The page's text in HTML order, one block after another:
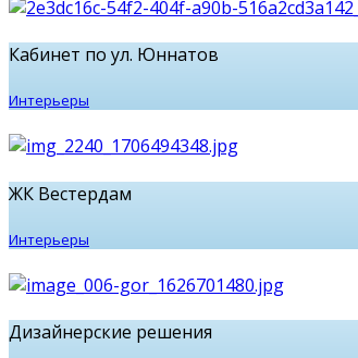
Кабинет по ул. Юннатов
Интерьеры
ЖК Вестердам
Интерьеры
Дизайнерские решения